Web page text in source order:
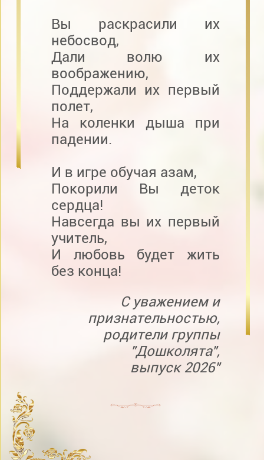
Вы раскрасили их
небосвод,
Дали волю их
воображению,
Поддержали их первый
полет,
На коленки дыша при
падении.
И в игре обучая азам,
Покорили Вы деток
сердца!
Навсегда вы их первый
учитель,
И любовь будет жить
без конца!
С уважением и
признательностью,
родители группы
"Дошколята",
выпуск 2026"